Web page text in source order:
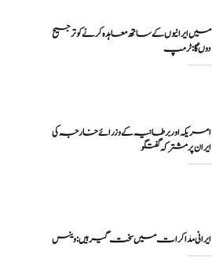
میں ایرانیوں کے ساتھ معاہدہ کرنے کو ترجیح
دوں گا : ٹرمپ
امریکہ اور برطانیہ کے وزرائے خارجہ کی
ایران پر مشترکہ گفتگو
ایرانی مذاکرات میں سخت گیر ہیں: وینس